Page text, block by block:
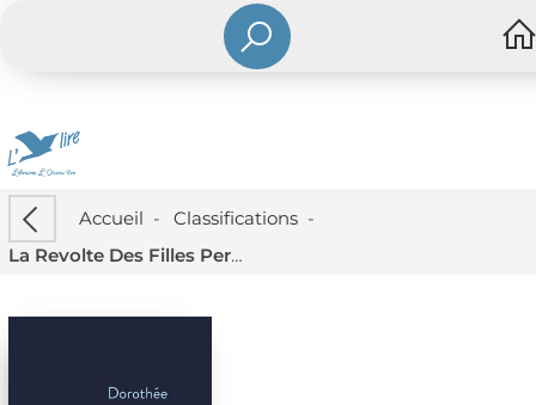
Accueil - Classifications-
La Revolte Des Filles Perdues